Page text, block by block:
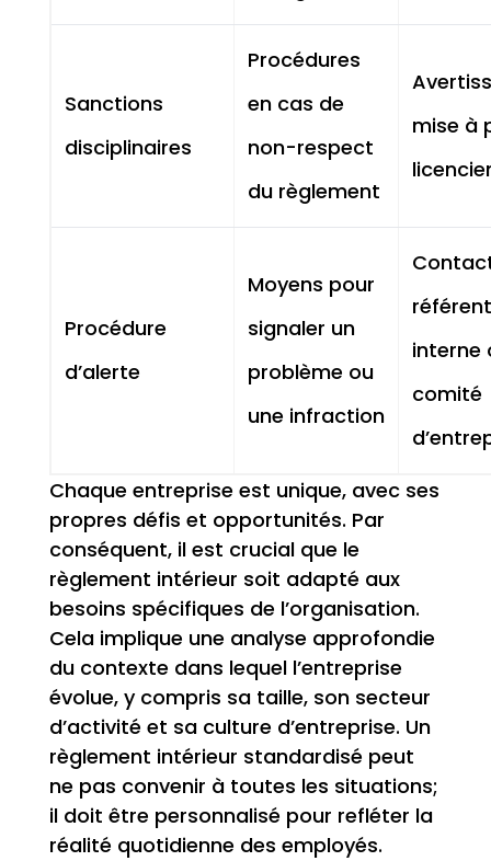
Sanctions
disciplinaires
Procédures
en cas de
non-respect
du règlement
mise à
Procédure
d’alerte
Moyens pour
signaler un
problème ou
une infraction
référent
interne
comité
Chaque entreprise est unique, avec ses
propres défis et opportunités. Par
conséquent, il est crucial que le
règlement intérieur soit adapté aux
besoins spécifiques de l’organisation.
Cela implique une analyse approfondie
du contexte dans lequel l’entreprise
évolue, y compris sa taille, son secteur
d’activité et sa culture d’entreprise. Un
règlement intérieur standardisé peut
ne pas convenir à toutes les situations;
il doit être personnalisé pour refléter la
réalité quotidienne des employés.